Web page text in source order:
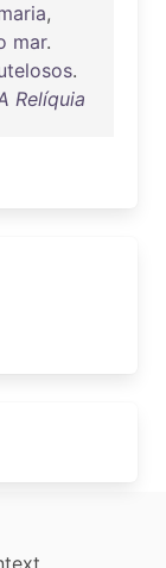
,
mar.
.
Relíquia